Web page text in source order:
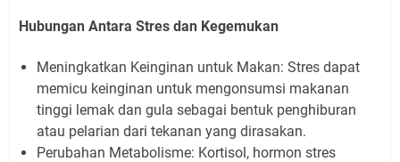
Hubungan Antara Stres dan Kegemukan
Meningkatkan Keinginan untuk Makan: Stres dapat
memicu keinginan untuk mengonsumsi makanan
tinggi lemak dan gula sebagai bentuk penghiburan
atau pelarian dari tekanan yang dirasakan.
Perubahan Metabolisme: Kortisol, hormon stres